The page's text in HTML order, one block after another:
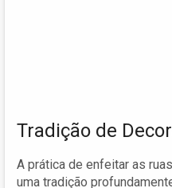
Tradição de
A prática de enfeitar as
uma tradição